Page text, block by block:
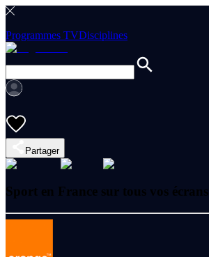
Programmes TVDisciplines
Partager
Sport en France sur tous vos écrans